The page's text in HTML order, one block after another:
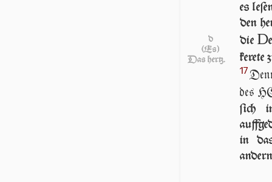
d
(Es)
Das hertz.
es
den
die D
17
des
ſich
in